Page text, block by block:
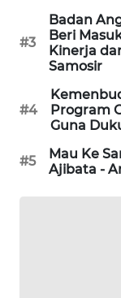
#3
Badan
Beri
Kinerja
Samosir
#4
Program
Guna
#5
Mau Ke
Ajibata -